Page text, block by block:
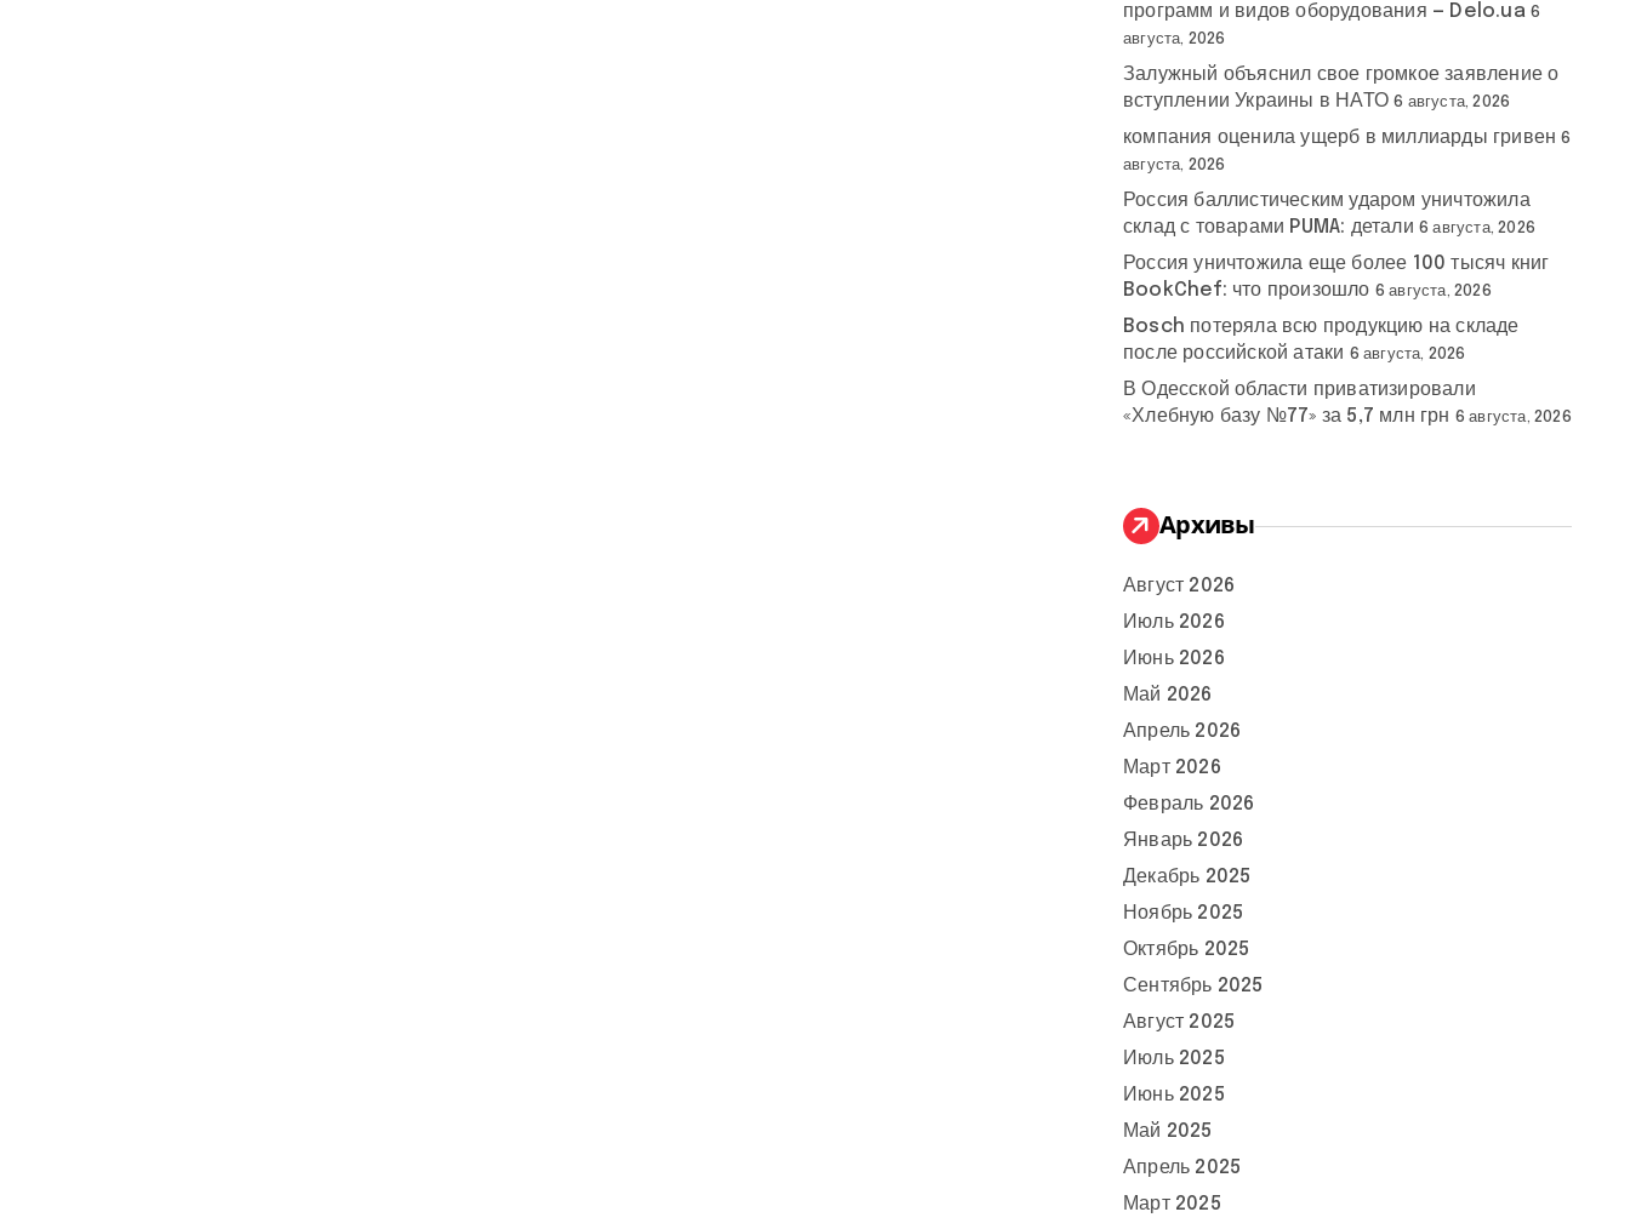
программ и видов оборудования — Delo.ua 6
августа, 2026
Залужный объяснил свое громкое заявление о
вступлении Украины в НАТО 6 августа, 2026
компания оценила ущерб в миллиарды гривен 6
августа, 2026
Россия баллистическим ударом уничтожила
склад с товарами PUMA: детали 6 августа, 2026
Россия уничтожила еще более 100 тысяч книг
BookChef: что произошло 6 августа, 2026
Bosch потеряла всю продукцию на складе
после российской атаки 6 августа, 2026
В Одесской области приватизировали
«Хлебную базу №77» за 5,7 млн грн 6 августа, 2026
Архивы
Август 2026
Июль 2026
Июнь 2026
Май 2026
Апрель 2026
Март 2026
Февраль 2026
Январь 2026
Декабрь 2025
Ноябрь 2025
Октябрь 2025
Сентябрь 2025
Август 2025
Июль 2025
Июнь 2025
Май 2025
Апрель 2025
Март 2025